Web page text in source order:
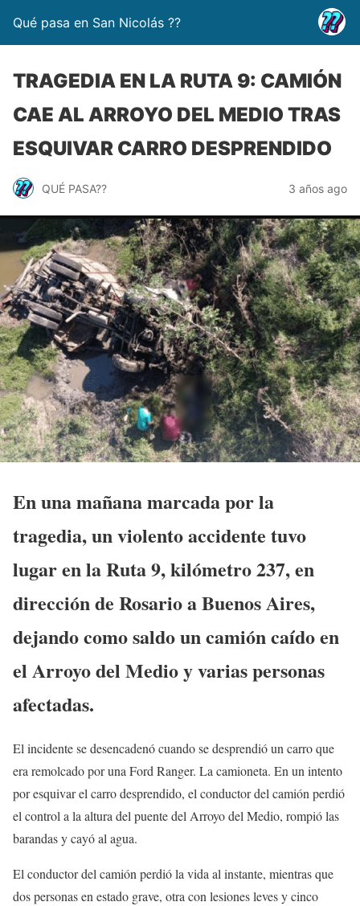
Qué pasa en San Nicolás ??
TRAGEDIA EN LA RUTA 9: CAMIÓN
CAE AL ARROYO DEL MEDIO TRAS
ESQUIVAR CARRO DESPRENDIDO
QUÉ PASA?? 3 años ago
En una mañana marcada por la
tragedia, un violento accidente tuvo
lugar en la Ruta 9, kilómetro 237, en
dirección de Rosario a Buenos Aires,
dejando como saldo un camión caído en
el Arroyo del Medio y varias personas
afectadas.
El incidente se desencadenó cuando se desprendió un carro que
era remolcado por una Ford Ranger. La camioneta. En un intento
por esquivar el carro desprendido, el conductor del camión perdió
el control a la altura del puente del Arroyo del Medio, rompió las
barandas y cayó al agua.
El conductor del camión perdió la vida al instante, mientras que
dos personas en estado grave, otra con lesiones leves y cinco